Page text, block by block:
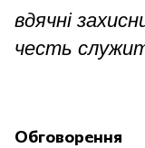
вдячні
честь
Обговорення